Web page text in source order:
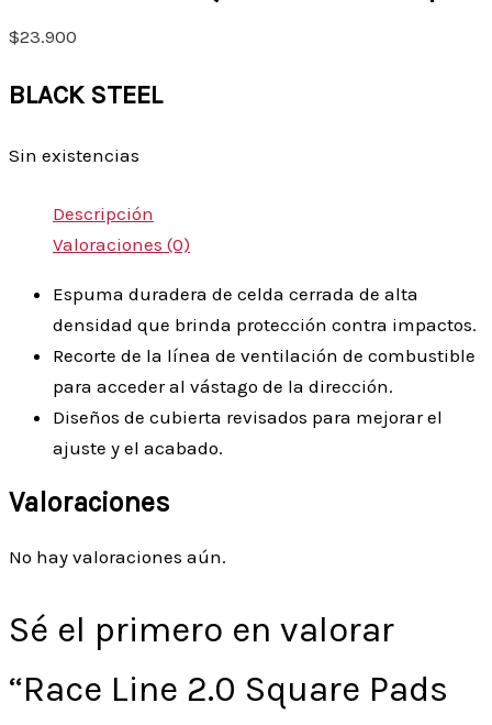
$23.900
BLACK STEEL
Sin existencias
Descripción
Valoraciones (0)
Espuma duradera de celda cerrada de alta
densidad que brinda protección contra impactos.
Recorte de la línea de ventilación de combustible
para acceder al vástago de la dirección.
Diseños de cubierta revisados para mejorar el
ajuste y el acabado.
Valoraciones
No hay valoraciones aún.
Sé el primero en valorar
“Race Line 2.0 Square Pads